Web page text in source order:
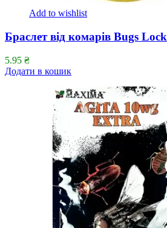
Add to wishlist
Браслет від комарів Bugs Lock
5.95 ₴
Додати в кошик